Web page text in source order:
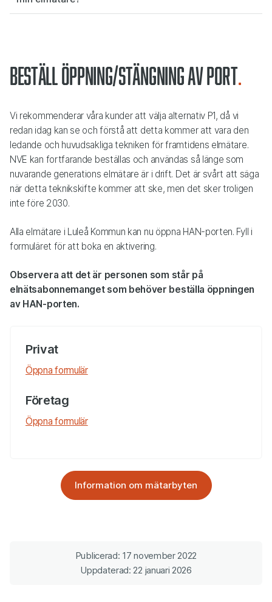
Beställ öppning/stängning av port
Vi rekommenderar våra kunder att välja alternativ P1, då vi
redan idag kan se och förstå att detta kommer att vara den
ledande och huvudsakliga tekniken för framtidens elmätare.
NVE kan fortfarande beställas och användas så länge som
nuvarande generations elmätare är i drift. Det är svårt att säga
när detta teknikskifte kommer att ske, men det sker troligen
inte före 2030.
Alla elmätare i Luleå Kommun kan nu öppna HAN-porten. Fyll i
formuläret för att boka en aktivering.
Observera att det är personen som står på
elnätsabonnemanget som behöver beställa öppningen
av HAN-porten.
Privat
Privat
Privat
Öppna formulär
Företag
Företag
Öppna formulär
Publicerad: 17 november 2022
Uppdaterad: 22 januari 2026